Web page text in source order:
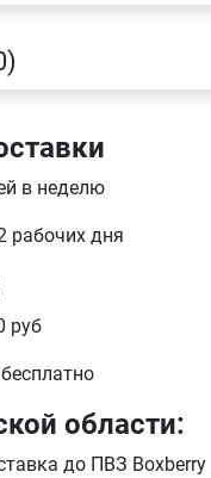
в неделю
рабочих дня
руб
области:
до ПВЗ Boxberry
заказ